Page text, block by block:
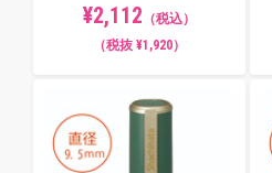
¥2,112 （税込）
（税抜 ¥1,920）